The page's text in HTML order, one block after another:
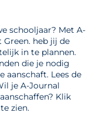
schooljaar? Met A-
heb jij de
in te plannen.
die je nodig
aanschaft. Lees de
je A-Journal
Klik
zien.